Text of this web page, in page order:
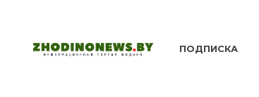
содержанию
ПОДПИСКА